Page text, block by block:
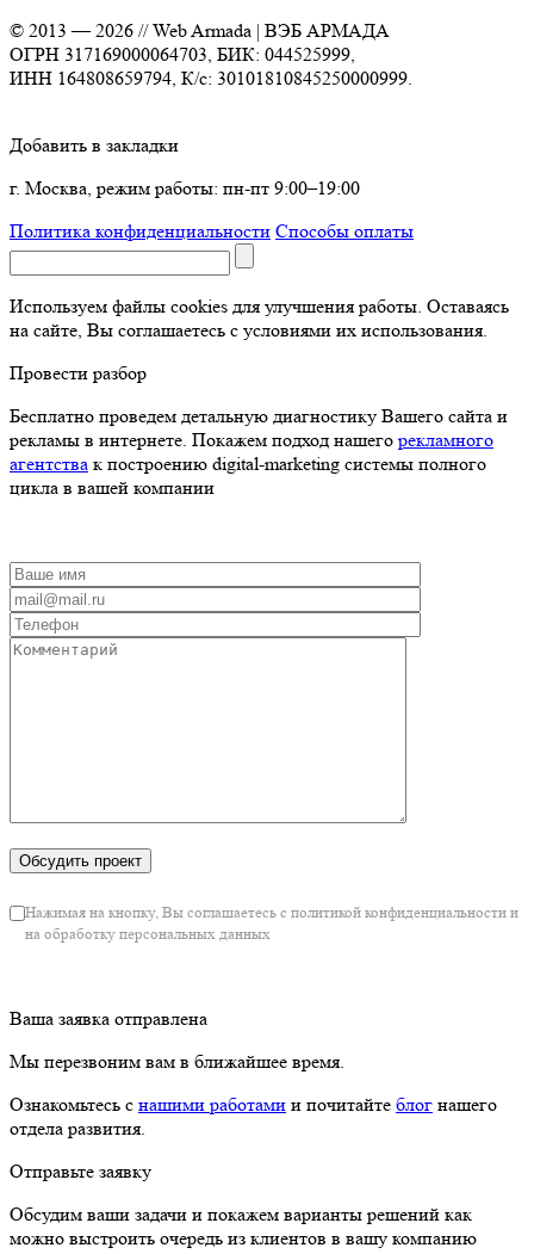
© 2013 —2026 // Web Armada | ВЭБ АРМАДА
ОГРН 317169000064703, БИК: 044525999,
ИНН 164808659794, К/с: 30101810845250000999.
Добавить в закладки
г. Москва, режим работы: пн-пт 9:00–19:00
Политика конфиденциальности Способы оплаты
Используем файлы cookies для улучшения работы. Оставаясь
на сайте, Вы соглашаетесь с условиями их использования.
Провести разбор
Бесплатно проведем детальную диагностику Вашего сайта и
рекламы в интернете. Покажем подход нашего рекламного
агентства к построению digital-marketing системы полного
цикла в вашей компании
Нажимая на кнопку, Вы соглашаетесь с политикой конфиденциальности и
на обработку персональных данных
Ваша заявка отправлена
Мы перезвоним вам в ближайшее время.
Ознакомьтесь с нашими работами и почитайте блог нашего
отдела развития.
Отправьте заявку
Обсудим ваши задачи и покажем варианты решений как
можно выстроить очередь из клиентов в вашу компанию